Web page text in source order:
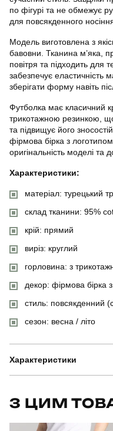
по фігурі та не обмежує
для повсякденного
Модель виготовлена з
бавовни. Тканина м’яка,
повітря та підходить для
забезпечує еластичність
зберігати форму навіть
Футболка має класичний
трикотажною резинкою,
та підвищує його
фірмова бірка з
оригінальність моделі та
Характеристики:
матеріал: турецький
склад тканини: 95%
крій: прямий
виріз: круглий
горловина: з
декор: фірмова бірка
стиль: повсякденний
сезон: весна / літо
Характеристики
З ЦИМ